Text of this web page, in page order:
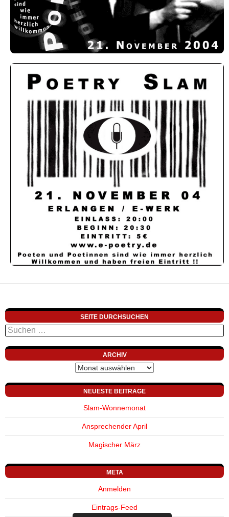
SEITE DURCHSUCHEN
Suchen
nach:
ARCHIV
Archiv
NEUESTE BEITRÄGE
Slam-Wonnemonat
Ansprechender April
Magischer März
META
Anmelden
Eintrags-Feed